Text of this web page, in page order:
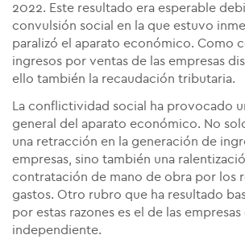
2022. Este resultado era esperable
convulsión social en la que estuvo
paralizó el aparato económico. Como
ingresos por ventas de las empresas
ello también la recaudación tributaria.
La conflictividad social ha provocado
general del aparato económico. No
una retracción en la generación de
empresas, sino también una
contratación de mano de obra por los
gastos. Otro rubro que ha resultado
por estas razones es el de las empresas
independiente.